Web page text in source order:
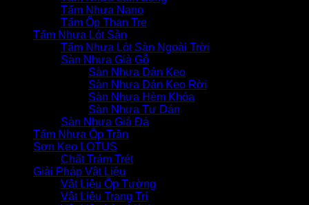
Tấm Nhựa Nano
Tấm Ốp Than Tre
Tấm Nhựa Lót Sàn
Tấm Nhựa Lót Sàn Ngoài Trời
Sàn Nhựa Giả Gỗ
Sàn Nhựa Dán Keo
Sàn Nhựa Dán Keo Rời
Sàn Nhựa Hèm Khóa
Sàn Nhựa Tự Dán
Sàn Nhựa Giả Đá
Tấm Nhựa Ốp Trần
Sơn Keo LOTUS
Chất Trám Trét
Giải Pháp Vật Liệu
Vật Liệu Ốp Tường
Vật Liệu Trang Trí